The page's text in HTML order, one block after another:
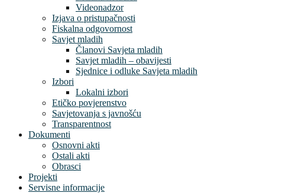
Videonadzor
Izjava o pristupačnosti
Fiskalna odgovornost
Savjet mladih
Članovi Savjeta mladih
Savjet mladih – obavijesti
Sjednice i odluke Savjeta mladih
Izbori
Lokalni izbori
Etičko povjerenstvo
Savjetovanja s javnošću
Transparentnost
Dokumenti
Osnovni akti
Ostali akti
Obrasci
Projekti
Servisne informacije